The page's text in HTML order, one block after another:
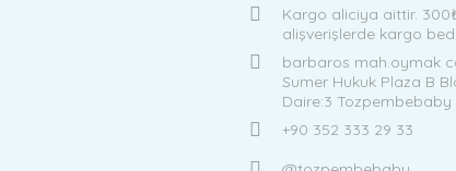
Kargo aliciya aittir.
alişverişlerde kargo
barbaros mah.oymak
Sumer Hukuk Plaza B
Daire:3 Tozpembebaby
+90 352 333 29 33